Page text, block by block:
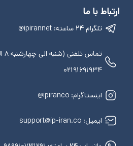
ارتباط با ما
تلگرام ۲۴ ساعته: ipirannet@
۰۲۱۹۱۶۹۱۹۳۴
اینستاگرام: ipiranco@
ایمیل: support@ip-iran.co